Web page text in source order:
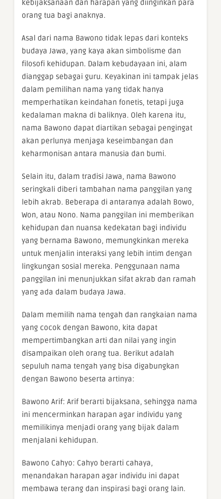
kebijaksanaan dan harapan yang diinginkan para
orang tua bagi anaknya.
Asal dari nama Bawono tidak lepas dari konteks
budaya Jawa, yang kaya akan simbolisme dan
filosofi kehidupan. Dalam kebudayaan ini, alam
dianggap sebagai guru. Keyakinan ini tampak jelas
dalam pemilihan nama yang tidak hanya
memperhatikan keindahan fonetis, tetapi juga
kedalaman makna di baliknya. Oleh karena itu,
nama Bawono dapat diartikan sebagai pengingat
akan perlunya menjaga keseimbangan dan
keharmonisan antara manusia dan bumi.
Selain itu, dalam tradisi Jawa, nama Bawono
seringkali diberi tambahan nama panggilan yang
lebih akrab. Beberapa di antaranya adalah Bowo,
Won, atau Nono. Nama panggilan ini memberikan
kehidupan dan nuansa kedekatan bagi individu
yang bernama Bawono, memungkinkan mereka
untuk menjalin interaksi yang lebih intim dengan
lingkungan sosial mereka. Penggunaan nama
panggilan ini menunjukkan sifat akrab dan ramah
yang ada dalam budaya Jawa.
Dalam memilih nama tengah dan rangkaian nama
yang cocok dengan Bawono, kita dapat
mempertimbangkan arti dan nilai yang ingin
disampaikan oleh orang tua. Berikut adalah
sepuluh nama tengah yang bisa digabungkan
dengan Bawono beserta artinya:
Bawono Arif: Arif berarti bijaksana, sehingga nama
ini mencerminkan harapan agar individu yang
memilikinya menjadi orang yang bijak dalam
menjalani kehidupan.
Bawono Cahyo: Cahyo berarti cahaya,
menandakan harapan agar individu ini dapat
membawa terang dan inspirasi bagi orang lain.